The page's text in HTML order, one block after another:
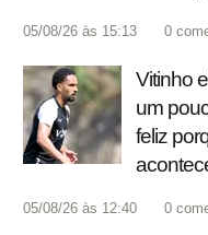
05/08/26 às 15:13 0
Vitinho
um
feliz
05/08/26 às 12:40 0